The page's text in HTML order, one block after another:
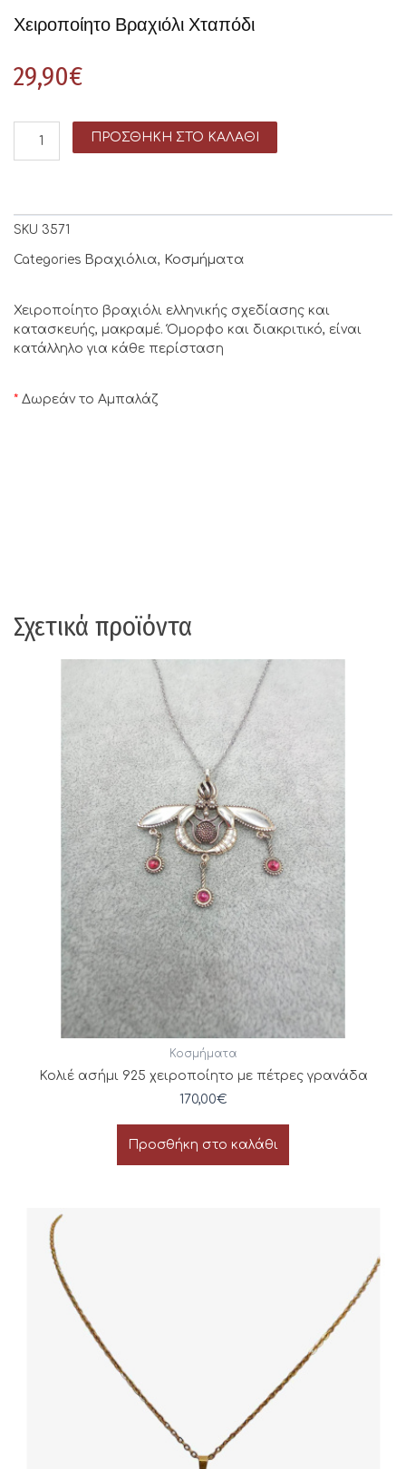
Χειροποίητο Βραχιόλι Χταπόδι
29,90€
ΠΡΟΣΘΉΚΗ ΣΤΟ ΚΑΛΆΘΙ
SKU 3571
Categories Βραχιόλια, Κοσμήματα
Χειροποίητο βραχιόλι ελληνικής σχεδίασης και
κατασκευής, μακραμέ. Όμορφο και διακριτικό, είναι
κατάλληλο για κάθε περίσταση
* Δωρεάν το Αμπαλάζ
Σχετικά προϊόντα
Κοσμήματα
Κολιέ ασήμι 925 χειροποίητο με πέτρες γρανάδα
170,00€
Προσθήκη στο καλάθι